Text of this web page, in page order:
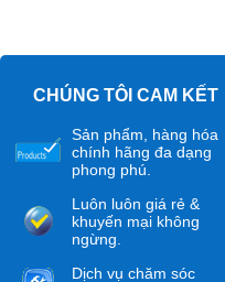
CHÚNG TÔI CAM KẾT
Sản phẩm, hàng hóa
chính hãng đa dạng
phong phú.
Luôn luôn giá rẻ &
khuyến mại không
ngừng.
Dịch vụ chăm sóc